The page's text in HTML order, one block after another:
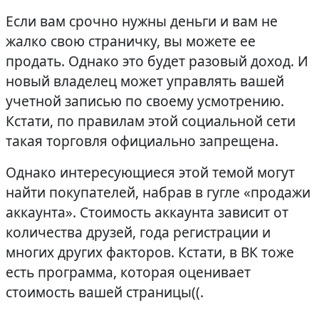
Если вам срочно нужны деньги и вам не
жалко свою страничку, вы можете ее
продать. Однако это будет разовый доход. И
новый владелец может управлять вашей
учетной записью по своему усмотрению.
Кстати, по правилам этой социальной сети
такая торговля официально запрещена.
Однако интересующиеся этой темой могут
найти покупателей, набрав в гугле «продажи
аккаунта». Стоимость аккаунта зависит от
количества друзей, года регистрации и
многих других факторов. Кстати, в ВК тоже
есть программа, которая оценивает
стоимость вашей страницы((.